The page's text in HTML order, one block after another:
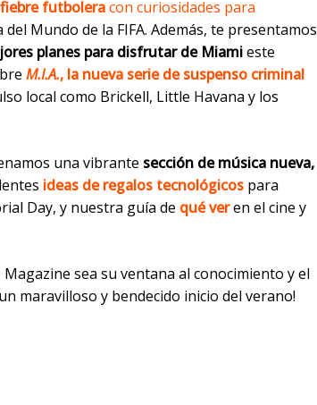
fiebre futboleracon curiosidades para
Mundo de la FIFA. Además, te presentamos
planes para disfrutar de Miamieste
M.I.A., la nueva serie de suspenso criminal
local como Brickell, Little Havana y los
una vibrante sección de música nueva,
ideas de regalos tecnológicos para
Day, y nuestra guía de qué veren el cine y
sea su ventana al conocimiento y el
maravilloso y bendecido inicio del verano!